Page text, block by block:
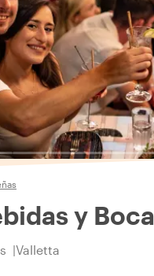
y
Valletta